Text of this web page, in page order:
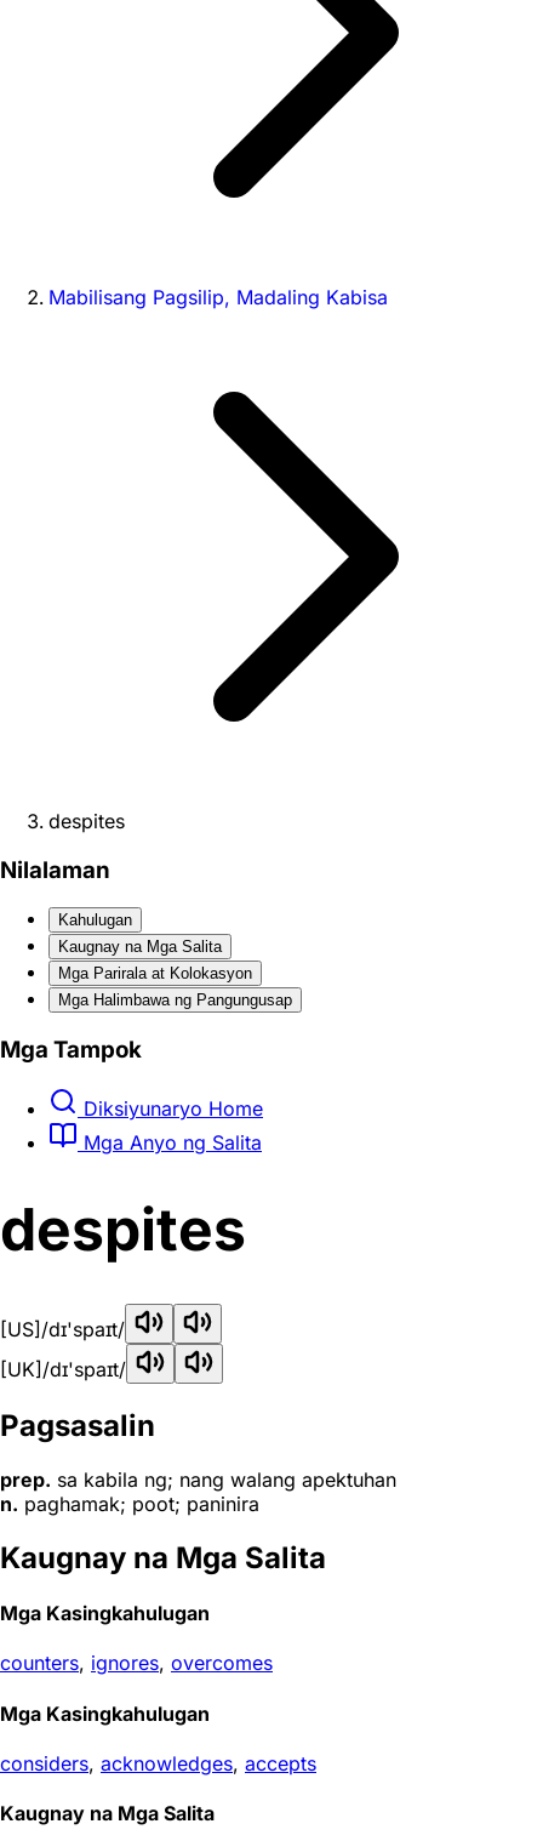
Mabilisang Pagsilip, Madaling Kabisa
despites
Nilalaman
Kahulugan
Kaugnay na Mga Salita
Mga Parirala at Kolokasyon
Mga Halimbawa ng Pangungusap
Mga Tampok
Diksiyunaryo Home
Mga Anyo ng Salita
despites
[US] /dɪ'spaɪt/
[UK] /dɪ'spaɪt/
Pagsasalin
prep. sa kabila ng; nang walang apektuhan
n. paghamak; poot; paninira
Kaugnay na Mga Salita
Mga Kasingkahulugan
counters, ignores, overcomes
Mga Kasingkahulugan
considers, acknowledges, accepts
Kaugnay na Mga Salita